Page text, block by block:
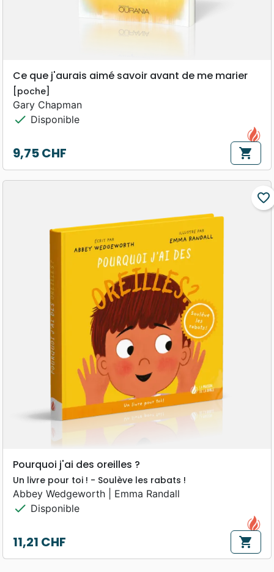
Ce que j'aurais aimé savoir avant de me marier
[poche]
Gary Chapman
check Disponible
Prix
9,75 CHF shopping_cart
favorite_border
Pourquoi j'ai des oreilles ?
Un livre pour toi ! - Soulève les rabats !
Abbey Wedgeworth | Emma Randall
check Disponible
Prix
11,21 CHF shopping_cart